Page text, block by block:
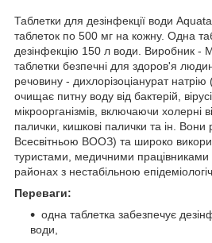
Таблетки для дезінфекції води
таблеток по 500 мг на кожну. Одна
дезінфекцію 150 л води. Виробник -
таблетки безпечні для здоров'я
речовину - дихлорізоціанурат
очищає питну воду від бактерій,
мікроорганізмів, включаючи холерні
палички, кишкові палички та ін. Вони
Всесвітньою ВООЗ) та широко
туристами, медичними
районах з нестабільною
Переваги:
одна таблетка забезпечує
води,